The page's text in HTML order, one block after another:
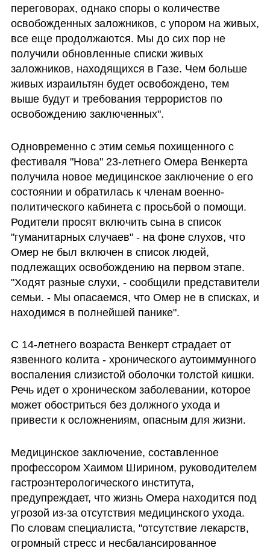
переговорах, однако споры о количестве
освобожденных заложников, с упором на живых,
все еще продолжаются. Мы до сих пор не
получили обновленные списки живых
заложников, находящихся в Газе. Чем больше
живых израильтян будет освобождено, тем
выше будут и требования террористов по
освобождению заключенных".
Одновременно с этим семья похищенного с
фестиваля "Нова" 23-летнего Омера Венкерта
получила новое медицинское заключение о его
состоянии и обратилась к членам военно-
политического кабинета с просьбой о помощи.
Родители просят включить сына в список
"гуманитарных случаев" - на фоне слухов, что
Омер не был включен в список людей,
подлежащих освобождению на первом этапе.
"Ходят разные слухи, - сообщили представители
семьи. - Мы опасаемся, что Омер не в списках, и
находимся в полнейшей панике".
С 14-летнего возраста Венкерт страдает от
язвенного колита - хронического аутоиммунного
воспаления слизистой оболочки толстой кишки.
Речь идет о хроническом заболевании, которое
может обостриться без должного ухода и
привести к осложнениям, опасным для жизни.
Медицинское заключение, составленное
профессором Хаимом Ширином, руководителем
гастроэнтерологического института,
предупреждает, что жизнь Омера находится под
угрозой из-за отсутствия медицинского ухода.
По словам специалиста, "отсутствие лекарств,
огромный стресс и несбалансированное